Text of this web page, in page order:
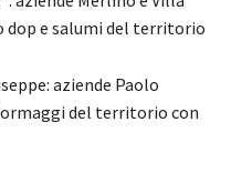
dop e salumi del territorio
aziende Paolo
del territorio con